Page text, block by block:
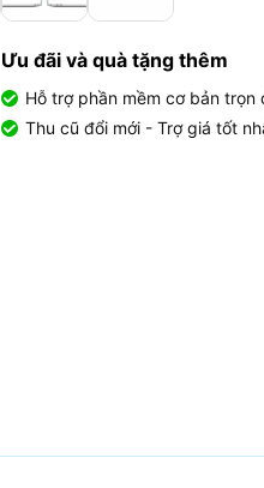
Ưu đãi và quà tặng thêm
Hỗ trợ phần mềm cơ bản trọn
Thu cũ đổi mới - Trợ giá tốt